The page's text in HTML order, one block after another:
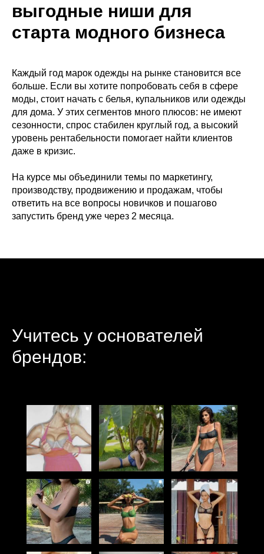
выгодные ниши для
старта модного бизнеса
Каждый год марок одежды на рынке становится все
больше. Если вы хотите попробовать себя в сфере
моды, стоит начать с белья, купальников или одежды
для дома. У этих сегментов много плюсов: не имеют
сезонности, спрос стабилен круглый год, а высокий
уровень рентабельности помогает найти клиентов
даже в кризис.
На курсе мы объединили темы по маркетингу,
производству, продвижению и продажам, чтобы
ответить на все вопросы новичков и пошагово
запустить бренд уже через 2 месяца.
Учитесь у основателей
брендов: